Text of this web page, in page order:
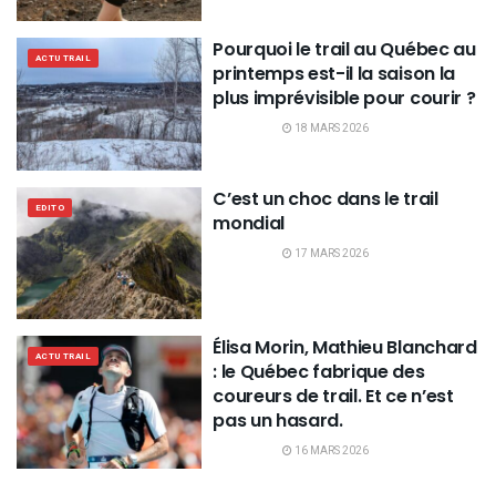
ACTU TRAIL
Pourquoi le trail au Québec au
printemps est-il la saison la
plus imprévisible pour courir ?
18 MARS 2026
EDITO
C’est un choc dans le trail
mondial
17 MARS 2026
ACTU TRAIL
Élisa Morin, Mathieu Blanchard
: le Québec fabrique des
coureurs de trail. Et ce n’est
pas un hasard.
16 MARS 2026